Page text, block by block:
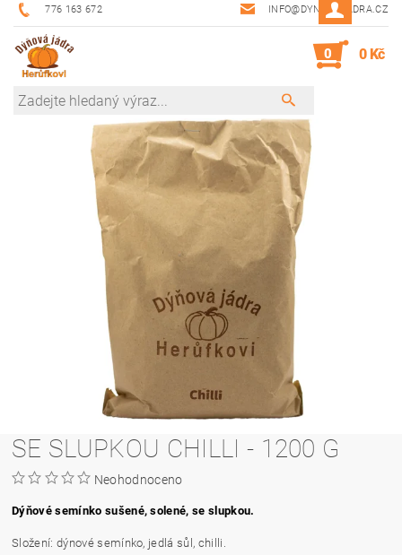
776 163 672 INFO@DYNOVAJADRA.CZ
0 0 Kč
SE SLUPKOU CHILLI - 1200 G
Neohodnoceno
Dýňové semínko sušené, solené, se slupkou.
Složení: dýnové semínko, jedlá sůl, chilli.